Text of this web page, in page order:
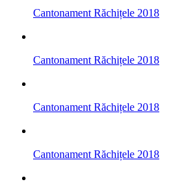
Cantonament Răchițele 2018
Cantonament Răchițele 2018
Cantonament Răchițele 2018
Cantonament Răchițele 2018